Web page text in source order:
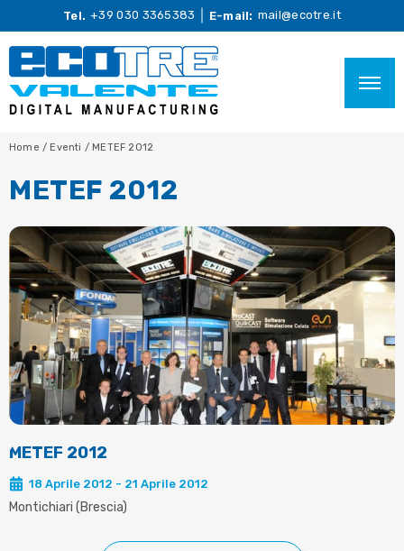
Tel. +39 030 3365383 E-mail: mail@ecotre.it
Home / Eventi / METEF 2012
METEF 2012
METEF 2012
18 Aprile 2012 - 21 Aprile 2012
Montichiari (Brescia)